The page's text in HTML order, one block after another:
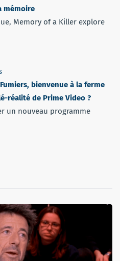
mémoire
Memory of a Killer explore
bienvenue à la ferme
réalité de Prime Video ?
un nouveau programme